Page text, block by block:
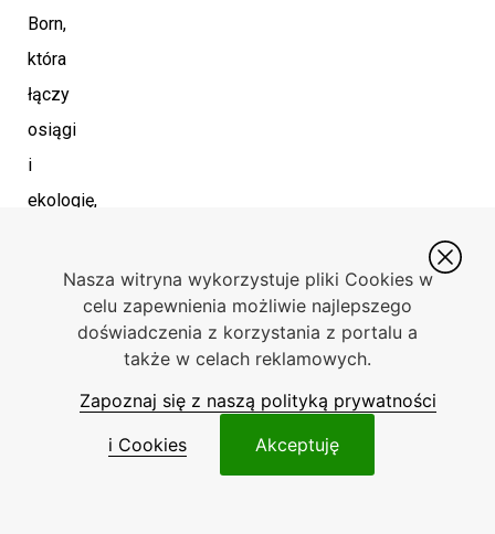
Born,
która
łączy
osiągi
i
ekologię,
wpisując
nowoczesnych
kierowców.
Nasza witryna wykorzystuje pliki Cookies w
celu zapewnienia możliwie najlepszego
doświadczenia z korzystania z portalu a
także w celach reklamowych.
Zapoznaj się z naszą polityką prywatności
i Cookies
Akceptuję